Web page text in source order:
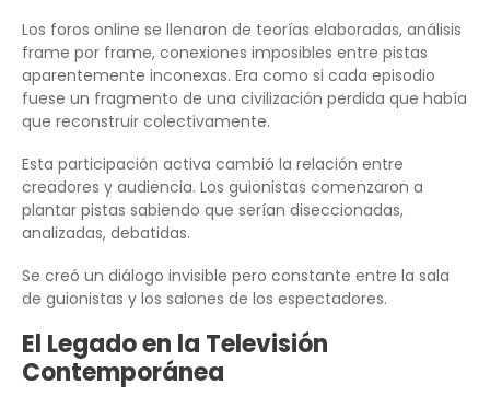
Los foros online se llenaron de teorías elaboradas, análisis
frame por frame, conexiones imposibles entre pistas
aparentemente inconexas. Era como si cada episodio
fuese un fragmento de una civilización perdida que había
que reconstruir colectivamente.
Esta participación activa cambió la relación entre
creadores y audiencia. Los guionistas comenzaron a
plantar pistas sabiendo que serían diseccionadas,
analizadas, debatidas.
Se creó un diálogo invisible pero constante entre la sala
de guionistas y los salones de los espectadores.
El Legado en la Televisión
Contemporánea